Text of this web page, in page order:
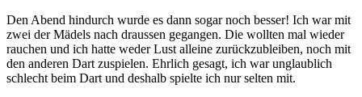
Den Abend hindurch wurde es dann sogar noch besser! Ich war mit
zwei der Mädels nach draussen gegangen. Die wollten mal wieder
rauchen und ich hatte weder Lust alleine zurückzubleiben, noch mit
den anderen Dart zuspielen. Ehrlich gesagt, ich war unglaublich
schlecht beim Dart und deshalb spielte ich nur selten mit.